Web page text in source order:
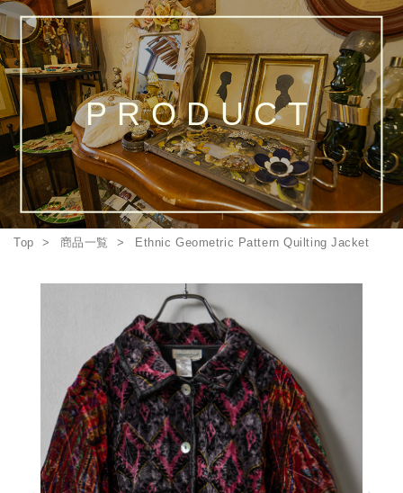
PRODUCT
Top 商品一覧 Ethnic Geometric Pattern Quilting Jacket